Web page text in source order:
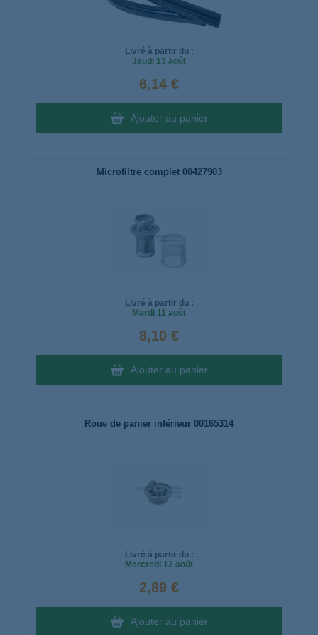
Livré à partir du :
Jeudi 13 août
6,14 €
Ajouter au panier
Microfiltre complet 00427903
Livré à partir du :
Mardi 11 août
8,10 €
Ajouter au panier
Roue de panier inférieur 00165314
Livré à partir du :
Mercredi 12 août
2,89 €
Ajouter au panier